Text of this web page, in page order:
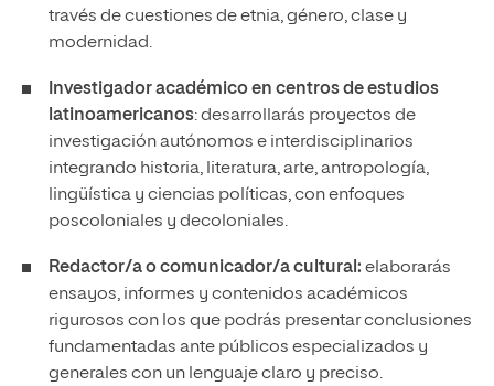
través de cuestiones de etnia, género, clase y
modernidad.
Investigador académico en centros de estudios
latinoamericanos: desarrollarás proyectos de
investigación autónomos e interdisciplinarios
integrando historia, literatura, arte, antropología,
lingüística y ciencias políticas, con enfoques
poscoloniales y decoloniales.
Redactor/a o comunicador/a cultural: elaborarás
ensayos, informes y contenidos académicos
rigurosos con los que podrás presentar conclusiones
fundamentadas ante públicos especializados y
generales con un lenguaje claro y preciso.